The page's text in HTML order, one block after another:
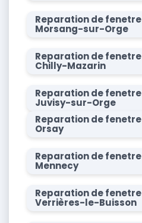
Reparation de fenetre
Morsang-sur-Orge
Reparation de fenetre
Chilly-Mazarin
Reparation de fenetre
Juvisy-sur-Orge
Reparation de fenetre
Orsay
Reparation de fenetre
Mennecy
Reparation de fenetre
Verrières-le-Buisson